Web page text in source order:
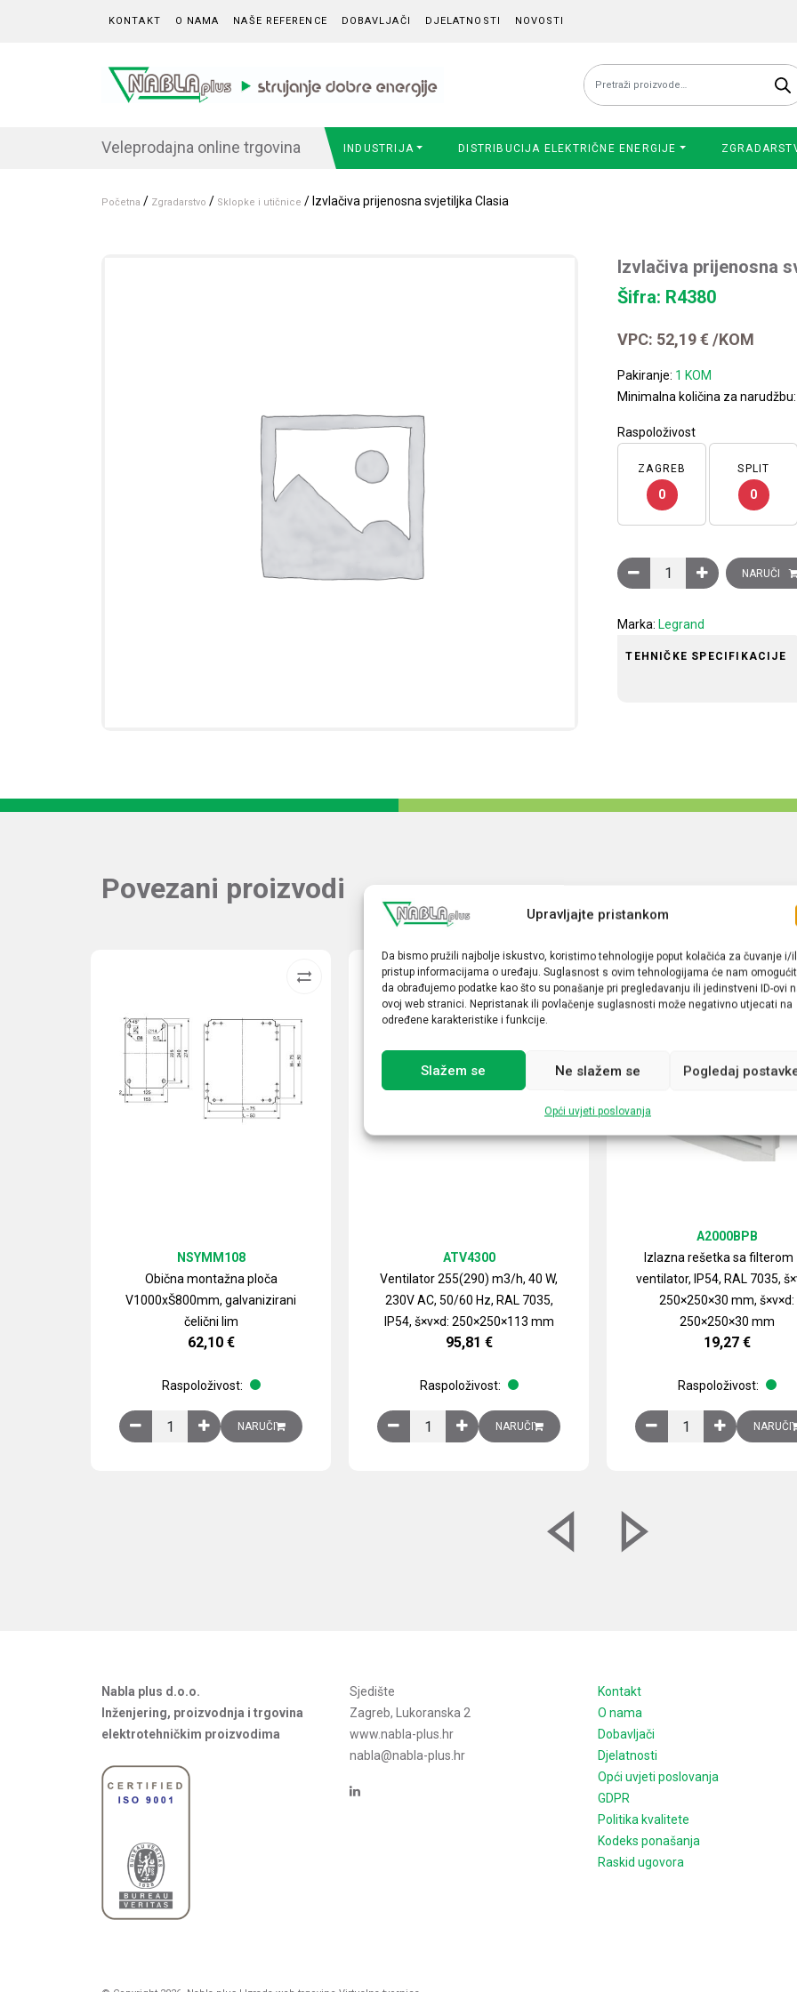
Upravljajte pristankom
Da bismo pružili najbolje iskustvo, koristimo tehnologije poput kolačića za čuvanje i/
pristup informacijama o uređaju. Suglasnost s ovim tehnologijama će nam
da obrađujemo podatke kao što su ponašanje pri pregledavanju ili jedinstveni ID-ovi
ovoj web stranici. Nepristanak ili povlačenje suglasnosti može negativno utjecati na
određene karakteristike i funkcije.
Slažem se Ne slažem se Pogledaj
Opći uvjeti poslovanja
KONTAKT O NAMA NAŠE REFERENCE DOBAVLJAČI DJELATNOSTI NOVOSTI
Pretraži:
Veleprodajna online trgovina INDUSTRIJA DISTRIBUCIJA ELEKTRIČNE ENERGIJE
Početna / Zgradarstvo / Sklopke i utičnice / Izvlačiva prijenosna svjetiljka Clasia
Izvlačiva prijenosna
Šifra: R4380
VPC: 52,19€ /KOM
Pakiranje: 1 KOM
Minimalna količina za narudžbu:
Raspoloživost
ZAGREB
0
SPLIT
0
Izvlačiva prijenosnaNARUČI
Marka: Legrand
TEHNIČKE SPECIFIKACIJE
Povezani proizvodi
Obična montažna ploča
V1000xŠ800mm, galvanizirani
čelični lim
NSYMM108
62,10 €
Raspoloživost:
Obična montažna ploča V1000xŠ800mm, galvanizirani čelični lim količina
NARUČI
Ventilator 255(290) m3/h, 40 W,
230V AC, 50/60 Hz, RAL 7035,
IP54, š×v×d: 250×250×113 mm
ATV4300
95,81 €
Raspoloživost:
Ventilator 255(290) m3/h, 40 W, 230V AC, 50/60 Hz, RAL 7035, IP54,
NARUČI
Izlazna rešetka sa filterom
ventilator, IP54, RAL 7035,
250×250×30 mm, š×v×d:
250×250×30 mm
A2000BPB
19,27 €
Raspoloživost:
Izlazna rešetka saNARUČI
Nabla plus d.o.o.
Inženjering, proizvodnja i trgovina
elektrotehničkim proizvodima
Sjedište
Zagreb, Lukoranska 2
www.nabla-plus.hr
nabla@nabla-plus.hr
Kontakt
O nama
Dobavljači
Djelatnosti
Opći uvjeti poslovanja
GDPR
Politika kvalitete
Kodeks ponašanja
Raskid ugovora